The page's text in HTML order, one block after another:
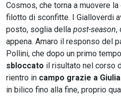
Cosmos, che torna a muovere
filotto di sconfitte. I Gialloverdi
posto, soglia della post-season,
appena. Amaro il responso del
Pollini, che dopo un primo
sbloccato il risultato nel corso
rientro in campo grazie a
in bilico fino alla fine, proprio